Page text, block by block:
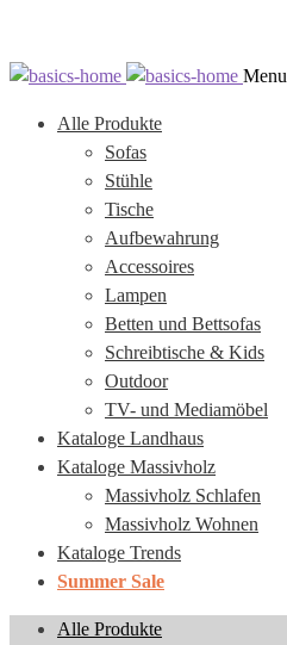
Zur
springen
Zum
springen
Menu
Alle Produkte
Sofas
Stühle
Tische
Aufbewahrung
Accessoires
Lampen
Betten und Bettsofas
Schreibtische & Kids
Outdoor
TV- und Mediamöbel
Kataloge Landhaus
Kataloge Massivholz
Massivholz Schlafen
Massivholz Wohnen
Kataloge Trends
Summer Sale
Alle Produkte